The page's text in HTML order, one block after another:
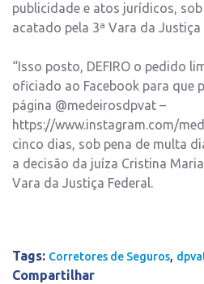
publicidade e atos jurídicos,
acatado pela 3ª Vara da Justiça
“Isso posto, DEFIRO o pedido
oficiado ao Facebook para que
página @medeirosdpvat –
https://www.instagram.com/
cinco dias, sob pena de multa
a decisão da juíza Cristina
Vara da Justiça Federal.
Tags: Corretores de Seguros,
Compartilhar